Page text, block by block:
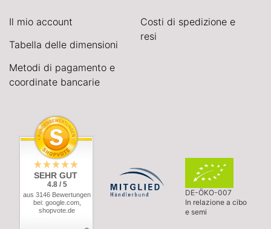
Il mio account
Tabella delle dimensioni
Metodi di pagamento e
coordinate bancarie
Costi di spedizione e
resi
SEHR GUT
4.8 / 5
aus 3146 Bewertungen
bei: google.com,
shopvote.de
DE-ÖKO-007
In relazione a cibo
e semi